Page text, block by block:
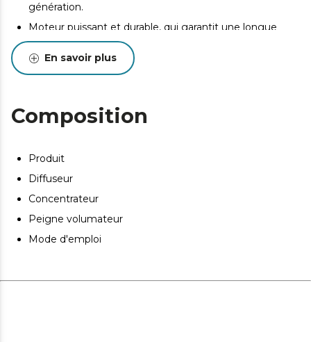
génération.
Moteur puissant et durable, qui garantit une longue
durée de vie du produit. Moteur Brushless.
Éliminez les frisottis et donnez une brillance naturelle à
vos cheveux, les laissant doux et faciles à coiffer.
Personnalisez votre expérience de séchage en fonction
des besoins spécifiques de vos cheveux. 4 réglages de
Visualisez les réglages de température grâce à son
grand écran. Écran.
En savoir plus
Composition
Produit
Diffuseur
Concentrateur
Peigne volumateur
Mode d'emploi